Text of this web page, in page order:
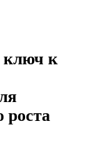
ключ к
роста